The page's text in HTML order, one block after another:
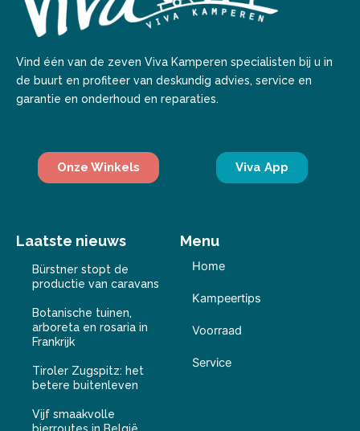
Vind één van de zeven Viva Kamperen specialisten bij u in
de buurt en profiteer van deskundig advies, service en
garantie en onderhoud en reparaties.
Onze Winkels Viva App
Laatste nieuws
Bürstner stopt de
productie van caravans
Botanische tuinen,
arboreta en rosaria in
Frankrijk
Tiroler Zugspitz: het
betere buitenleven
Vijf smaakvolle
Menu
Home
Kampeertips
Voorraad
Service